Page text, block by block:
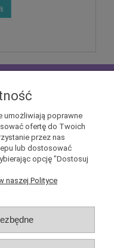
geekowe itemy
umożliwiają poprawne
ofertę do Twoich
przez nas
lub dostosować
opcję "Dostosuj
naszej Polityce